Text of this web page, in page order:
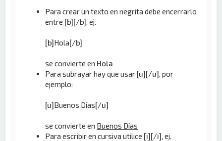
Para crear un texto en negrita debe encerrarlo
entre [b][/b], ej.
[b]Hola[/b]
se convierte en Hola
Para subrayar hay que usar [u][/u], por
ejemplo:
[u]Buenos Días[/u]
se convierte en Buenos Días
Para escribir en cursiva utilice [i][/i], ej.